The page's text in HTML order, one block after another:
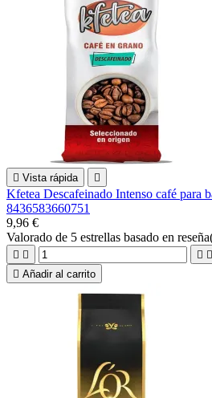
 Vista rápida 
Kfetea Descafeinado Intenso café para
8436583660751
9,96 €
Valorado de 5 estrellas basado en
   
 Añadir al carrito